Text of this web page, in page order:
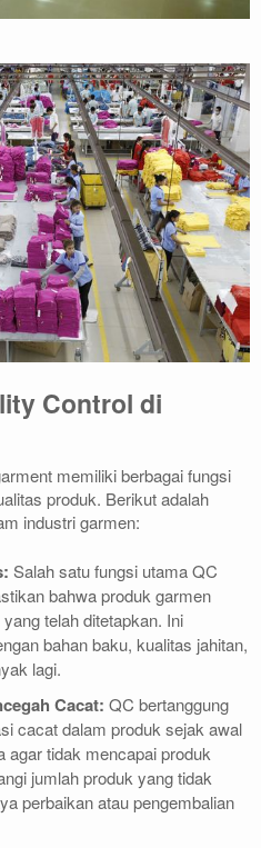
Control di
memiliki berbagai fungsi
produk. Berikut adalah
industri garmen:
Salah satu fungsi utama QC
bahwa produk garmen
telah ditetapkan. Ini
bahan baku, kualitas jahitan,
lagi.
Cacat: QC bertanggung
cacat dalam produk sejak awal
agar tidak mencapai produk
jumlah produk yang tidak
perbaikan atau pengembalian